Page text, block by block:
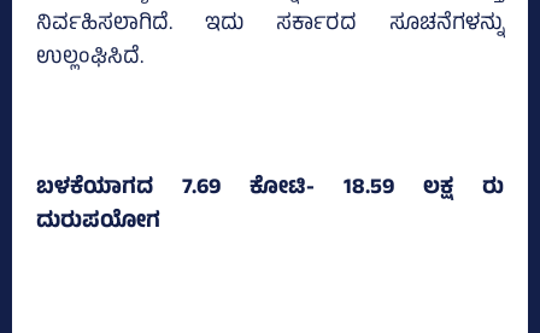
ನಿರ್ವಹಿಸಲಾಗಿದೆ. ಇದು ಸರ್ಕಾರದ ಸೂಚನೆಗಳನ್ನು
ಉಲ್ಲಂಘಿಸಿದೆ.
ಬಳಕೆಯಾಗದ 7.69 ಕೋಟಿ- 18.59 ಲಕ್ಷ ರು
ದುರುಪಯೋಗ